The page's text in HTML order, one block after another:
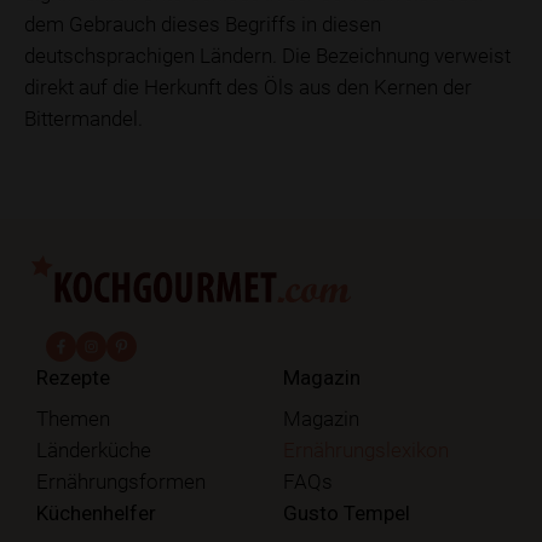
dem Gebrauch dieses Begriffs in diesen
deutschsprachigen Ländern. Die Bezeichnung verweist
direkt auf die Herkunft des Öls aus den Kernen der
Bittermandel.
Rezepte
Themen
Länderküche
Ernährungsformen
Magazin
Magazin
FAQs
Küchenhelfer Gusto Tempel